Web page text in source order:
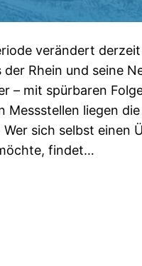
verändert derzeit
Rhein und seine
– mit spürbaren
liegen
sich selbst einen
findet…